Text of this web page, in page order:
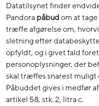
Datatilsynet finder
Pandora påbudom at
træffe afgørelse om,
sletning efter
opfyldt, og i givet fald
personoplysninger, der
skal træffes snarest muligt
Påbuddet gives i medfør
artikel 58, stk. 2, litra c.